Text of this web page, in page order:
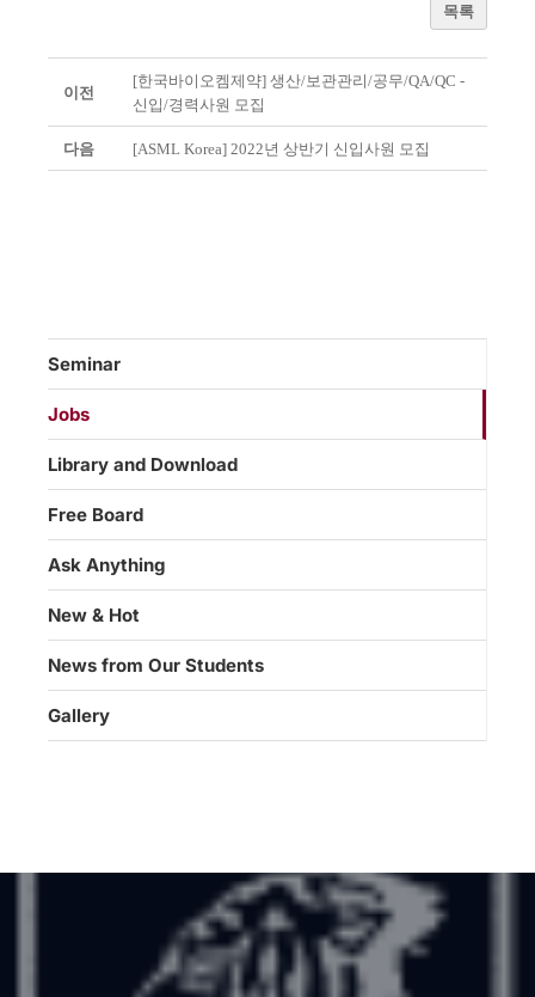
목록
이전
[한국바이오켐제약] 생산/보관관리/공무/QA/QC -
신입/경력사원 모집
다음 [ASML Korea] 2022년 상반기 신입사원 모집
Seminar
Jobs
Library and Download
Free Board
Ask Anything
New & Hot
News from Our Students
Gallery